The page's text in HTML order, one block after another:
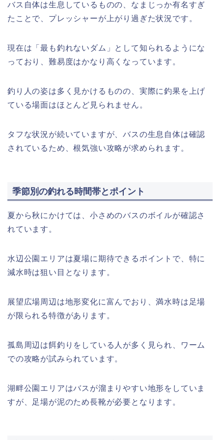
バス自体は生息しているものの、なまじっか有名すぎ
たことで、プレッシャーが上がり過ぎた状況です。
現在は「最も釣れないダム」として知られるようにな
っており、難易度はかなり高くなっています。
釣り人の姿は多く見かけるものの、実際に釣果を上げ
ている場面はほとんど見られません。
タフな状況が続いていますが、バスの生息自体は確認
されているため、根気強い攻略が求められます。
季節別の釣れる時間帯とポイント
夏から秋にかけては、小さめのバスのボイルが確認さ
れています。
水辺公園エリアは夏場に期待できるポイントで、特に
減水時は狙い目となります。
展望広場周辺は地形変化に富んでおり、満水時は足場
が限られる特徴があります。
孤島周辺は餌釣りをしている人が多く見られ、ワーム
での攻略が試みられています。
湖畔公園エリアはバスが溜まりやすい地形をしていま
すが、足場が泥のため長靴が必要となります。